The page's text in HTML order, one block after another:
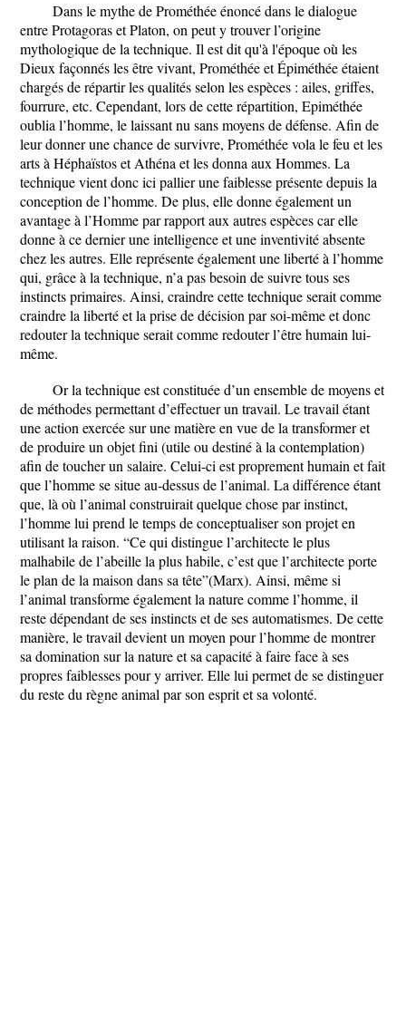
Dans le mythe de Prométhée énoncé dans le dialogue
entre Protagoras et Platon, on peut y trouver l’origine
mythologique de la technique. Il est dit qu'à l'époque où les
Dieux façonnés les être vivant, Prométhée et Épiméthée étaient
chargés de répartir les qualités selon les espèces : ailes, griffes,
fourrure, etc. Cependant, lors de cette répartition, Epiméthée
oublia l’homme, le laissant nu sans moyens de défense. Afin de
leur donner une chance de survivre, Prométhée vola le feu et les
arts à Héphaïstos et Athéna et les donna aux Hommes. La
technique vient donc ici pallier une faiblesse présente depuis la
conception de l’homme. De plus, elle donne également un
avantage à l’Homme par rapport aux autres espèces car elle
donne à ce dernier une intelligence et une inventivité absente
chez les autres. Elle représente également une liberté à l’homme
qui, grâce à la technique, n’a pas besoin de suivre tous ses
instincts primaires. Ainsi, craindre cette technique serait comme
craindre la liberté et la prise de décision par soi-même et donc
redouter la technique serait comme redouter l’être humain lui-
même.
Or la technique est constituée d’un ensemble de moyens et
de méthodes permettant d’effectuer un travail. Le travail étant
une action exercée sur une matière en vue de la transformer et
de produire un objet fini (utile ou destiné à la contemplation)
afin de toucher un salaire. Celui-ci est proprement humain et fait
que l’homme se situe au-dessus de l’animal. La différence étant
que, là où l’animal construirait quelque chose par instinct,
l’homme lui prend le temps de conceptualiser son projet en
utilisant la raison. “Ce qui distingue l’architecte le plus
malhabile de l’abeille la plus habile, c’est que l’architecte porte
le plan de la maison dans sa tête”(Marx). Ainsi, même si
l’animal transforme également la nature comme l’homme, il
reste dépendant de ses instincts et de ses automatismes. De cette
manière, le travail devient un moyen pour l’homme de montrer
sa domination sur la nature et sa capacité à faire face à ses
propres faiblesses pour y arriver. Elle lui permet de se distinguer
du reste du règne animal par son esprit et sa volonté.